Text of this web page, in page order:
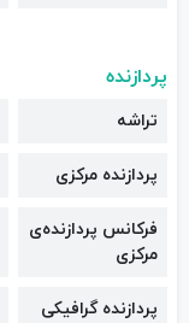
پردازنده
تراشه
پردازنده مرکزی
فرکانس پردازنده‌ی
مرکزی
پردازنده گرافیکی